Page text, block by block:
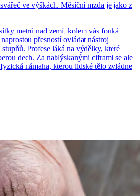
ve výškách. Měsíční mzda je jako z
metrů nad zemí, kolem vás fouká
přesností ovládat nástroj
Profese láká na výdělky, které
dech. Za nablýskanými ciframi se ale
námaha, kterou lidské tělo zvládne